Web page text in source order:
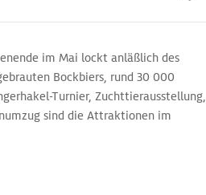
im Mai lockt anläßlich des
Bockbiers, rund 30 000
Turnier, Zuchttierausstellung,
sind die Attraktionen im